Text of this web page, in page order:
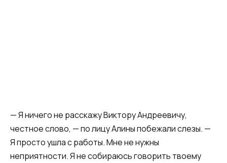
— Я ничего не расскажу Виктору Андреевичу,
честное слово, — по лицу Алины побежали слезы. —
Я просто ушла с работы. Мне не нужны
неприятности. Я не собираюсь говорить твоему